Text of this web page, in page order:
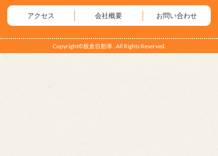
アクセス 会社概要 お問い合わせ
Copyright©板倉自動車 . All Rights Reserved.